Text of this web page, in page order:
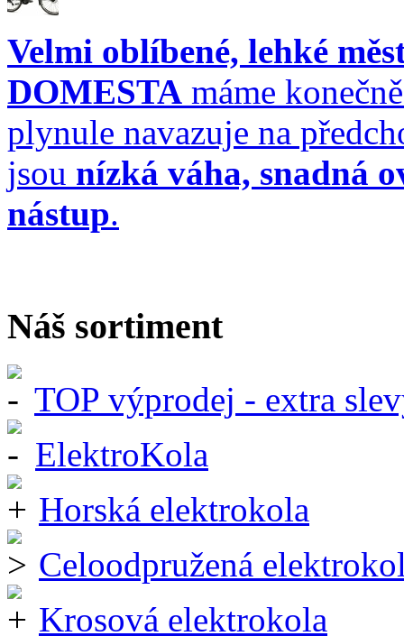
Velmi oblíbené, lehké
DOMESTA máme
plynule navazuje na
jsou nízká váha, snadná
nástup.
Náš sortiment
TOP výprodej - extra
ElektroKola
Horská elektrokola
Celoodpružená
Krosová elektrokola